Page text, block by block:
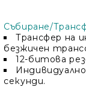
Събиране/
Трансфер на
безжичен
12-битова
секунди.